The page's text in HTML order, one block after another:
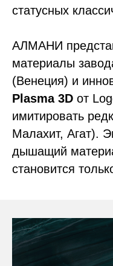
статусных
АЛМАНИ
материалы
(Венеция) и
Plasma 3D от
имитировать
Малахит, Агат).
дышащий
становится